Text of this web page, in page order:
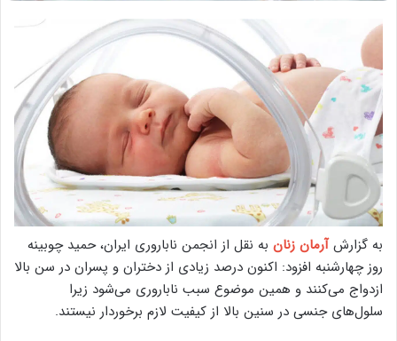
به گزارشآرمان زنان به نقل از انجمن ناباروری ایران، حمید چوبینه
روز چهارشنبه افزود: اکنون درصد زیادی از دختران و پسران در سن بالا
ازدواج می‌کنند و همین موضوع سبب ناباروری می‌شود زیرا
سلول‌های جنسی در سنین بالا از کیفیت لازم برخوردار نیستند.